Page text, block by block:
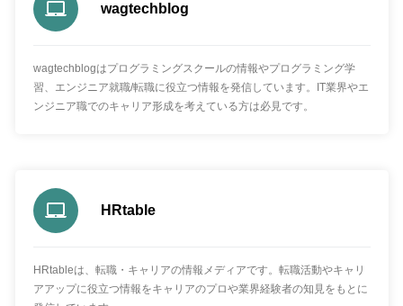
wagtechblog
wagtechblogはプログラミングスクールの情報やプログラミング学
習、エンジニア就職/転職に役立つ情報を発信しています。IT業界やエ
ンジニア職でのキャリア形成を考えている方は必見です。
HRtable
HRtableは、転職・キャリアの情報メディアです。転職活動やキャリ
アアップに役立つ情報をキャリアのプロや業界経験者の知見をもとに